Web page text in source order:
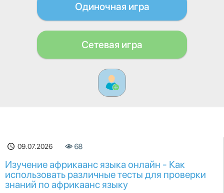
Одиночная игра
Сетевая игра
09.07.2026 68
Изучение африкаанс языка онлайн - Как
использовать различные тесты для проверки
знаний по африкаанс языку